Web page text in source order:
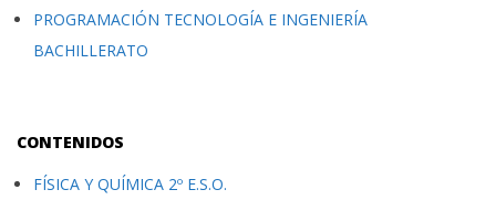
PROGRAMACIÓN TECNOLOGÍA E INGENIERÍA
BACHILLERATO
CONTENIDOS
FÍSICA Y QUÍMICA 2º E.S.O.